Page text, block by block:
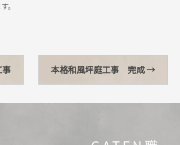
。
事 本格和風坪庭工事 完成→